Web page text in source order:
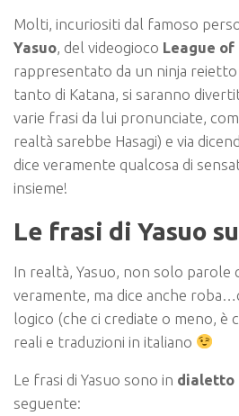
Molti, incuriositi dal famoso
Yasuo, del videogioco League of
rappresentato da un ninja
tanto di Katana, si saranno
varie frasi da lui pronunciate,
realtà sarebbe Hasagi) e via
dice veramente qualcosa di
insieme!
Le frasi di Yasuo
In realtà, Yasuo, non solo parole
veramente, ma dice anche
logico (che ci crediate o meno, è
reali e traduzioni in italiano
Le frasi di Yasuo sono in dialetto
seguente: